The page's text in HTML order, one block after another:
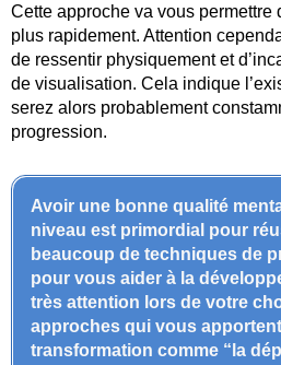
Cette approche va vous permettre
plus rapidement. Attention
de ressentir physiquement et
de visualisation. Cela indique
serez alors probablement
progression.
Avoir une bonne qualité
niveau est primordial pour
beaucoup de techniques de
pour vous aider à la
très attention lors de votre
approches qui vous
transformation comme “la